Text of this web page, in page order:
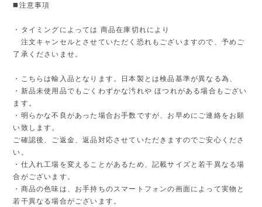
◼️注意事項
・タイミングによっては 商品在庫切れにより
注文キャンセルとさせていただく恐れもございますので、予めご
了承くださいませ。
・こちらは輸入品となります。日本製とは検品基準が異なる為、
・新品未使用品でもごくわずかな汚れや ほつれがある場合もござい
ます。
・明らかな不良があった場合お手数ですが、お早めにご連絡をお願
い致します。
ご確認後、ご返金、返品対応させていただきますのでご安心くださ
い。
・仕入れ工場を変えることがあるため、記載サイズと若干異なる場
合がございます。
・商品の色味は、お手持ちのスマートフォンの画面によって実物と
若干異なる場合がございます。